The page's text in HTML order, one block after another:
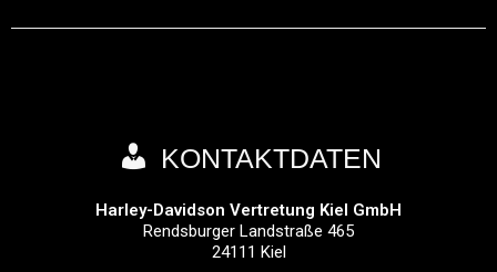
KONTAKTDATEN
Harley-Davidson Vertretung Kiel GmbH
Rendsburger Landstraße 465
24111 Kiel